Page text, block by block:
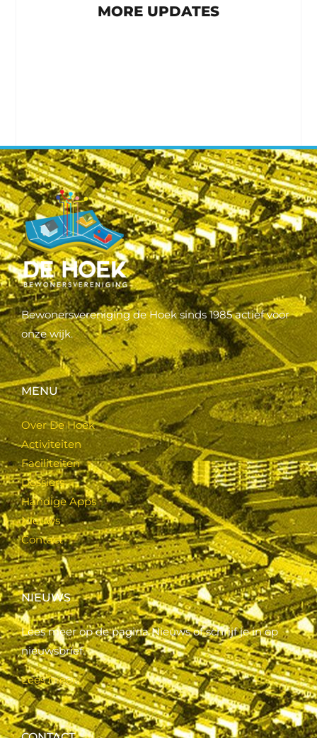
MORE UPDATES
Bewonersvereniging de Hoek sinds 1985 actief voor
onze wijk.
MENU
Over De Hoek
Activiteiten
Faciliteiten
Dossiers
Handige Apps
Nieuws
Contact
NIEUWS
Lees meer op de pagina Nieuws of schrijf je in op
nieuwsbrief.
Lees meer..